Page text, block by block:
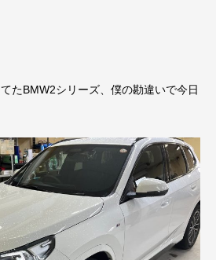
たBMW2シリーズ、僕の勘違いで今日